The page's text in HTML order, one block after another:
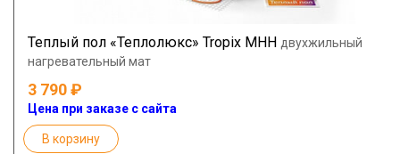
Теплый пол «Теплолюкс» Tropix МНН двухжильный
нагревательный мат
3 790
Цена при заказе с сайта
В корзину